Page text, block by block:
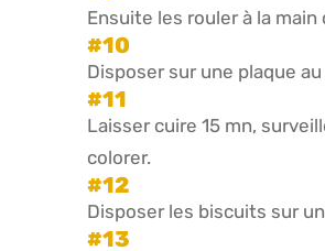
Ensuite les rouler à la main
Disposer sur une plaque
Laisser cuire 15 mn,
colorer.
Disposer les biscuits sur